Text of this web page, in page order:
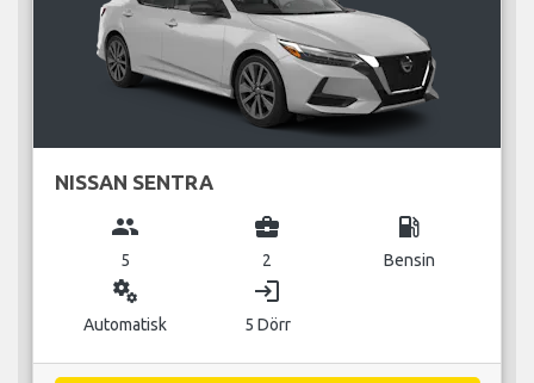
NISSAN SENTRA
group
5
business_center
2
local_gas_station
Bensin
miscellaneous_services
Automatisk
login
5 Dörr